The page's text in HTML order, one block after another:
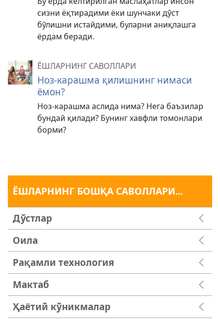
сизни ёқтирадими ёки шунчаки дўст
бўлишни истайдими, буларни аниқлашга
ёрдам беради.
ЁШЛАРНИНГ САВОЛЛАРИ
Ноз-карашма қилишнинг нимаси
ёмон?
Ноз-карашма аслида нима? Нега баъзилар
бундай қилади? Бунинг хавфли томонлари
борми?
ЁШЛАРНИНГ БОШҚА САВОЛЛАРИ...
Дўстлар
Оила
Рақамли технология
Мактаб
Ҳаётий кўникмалар